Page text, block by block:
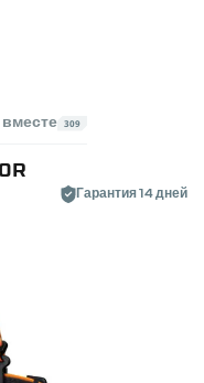
309
Гарантия 14 дней